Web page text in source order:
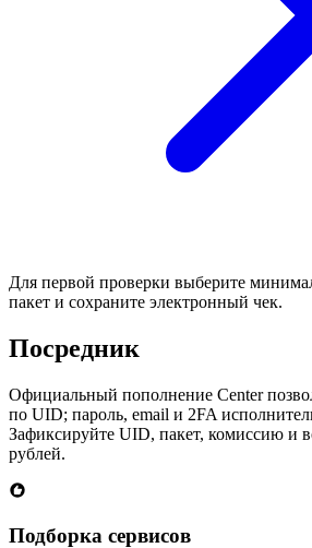
Для первой проверки выберите
пакет и сохраните электронный чек.
Посредник
Официальный пополнение Center
по UID; пароль, email и 2FA
Зафиксируйте UID, пакет, комиссию и
рублей.
Подборка сервисов